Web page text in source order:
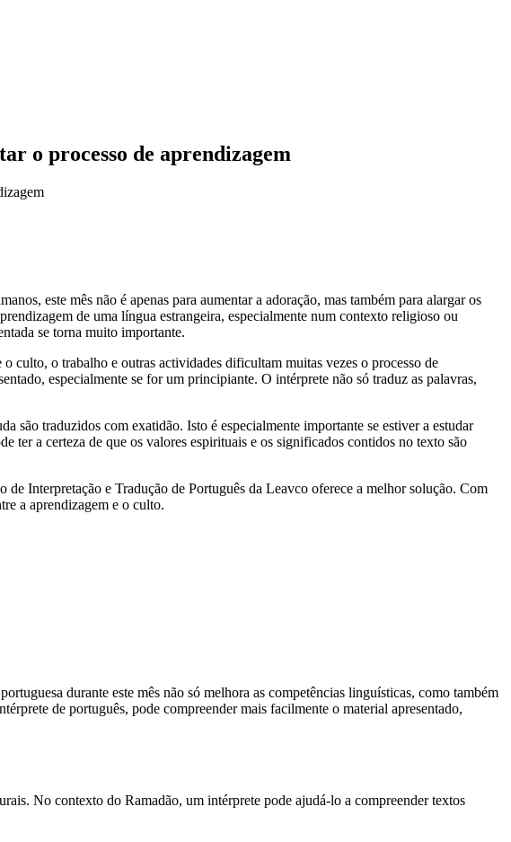
o processo de aprendizagem
este mês não é apenas para aumentar a adoração, mas também para alargar os
de uma língua estrangeira, especialmente num contexto religioso ou
se torna muito importante.
culto, o trabalho e outras actividades dificultam muitas vezes o processo de
especialmente se for um principiante. O intérprete não só traduz as palavras,
são traduzidos com exatidão. Isto é especialmente importante se estiver a estudar
ter a certeza de que os valores espirituais e os significados contidos no texto são
Interpretação e Tradução de Português da Leavco oferece a melhor solução. Com
a aprendizagem e o culto.
durante este mês não só melhora as competências linguísticas, como também
de português, pode compreender mais facilmente o material apresentado,
No contexto do Ramadão, um intérprete pode ajudá-lo a compreender textos